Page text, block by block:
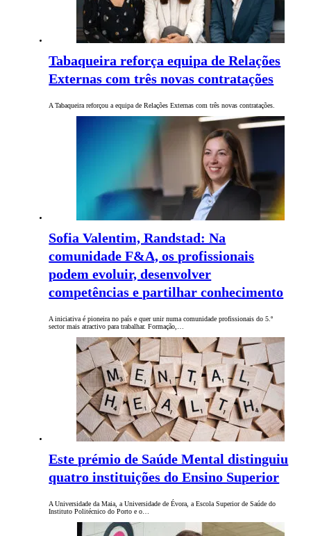
Tabaqueira reforça equipa de Relações
Externas com três novas contratações
A Tabaqueira reforçou a equipa de Relações Externas com três novas contratações.
Sofia Valentim, Randstad: Na
comunidade F&A, os profissionais
podem evoluir, desenvolver
competências e partilhar conhecimento
A iniciativa é pioneira no país e quer unir numa comunidade profissionais do 5.º
sector mais atractivo para trabalhar. Formação,…
Este prémio de Saúde Mental distinguiu
quatro instituições do Ensino Superior
A Universidade da Maia, a Universidade de Évora, a Escola Superior de Saúde do
Instituto Politécnico do Porto e o…